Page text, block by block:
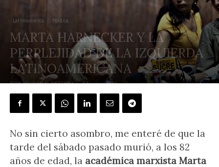
Latinoamérica Política
MARTA HARNECKER Y LA
PERPLEJIDAD DE LA IZQUIERDA
LATINOAMERICANA
POR VÍCTOR H. BECERRA - 17 junio, 2019
No sin cierto asombro, me enteré de que la
tarde del sábado pasado murió, a los 82
años de edad, la académica marxista Marta